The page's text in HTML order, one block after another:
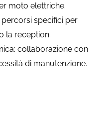
moto elettriche.
specifici per
la reception.
collaborazione con
di manutenzione.